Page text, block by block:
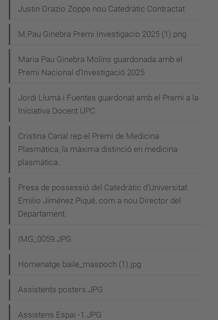
Justin Orazio Zoppe nou Catedràtic Contractat
M.Pau Ginebra Premi Investigacio 2025 (1).png
Maria Pau Ginebra Molins guardonada amb el
Premi Nacional d'Investigació 2025
Jordi Llumà i Fuentes guardonat amb el Premi a la
Iniciativa Docent UPC
Cristina Canal rep el Premi de Medicina
Plasmàtica, la màxima distinció en medicina
plasmàtica.
Presa de possessió del Catedràtic d'Universitat
Emilio Jiménez Piqué, com a nou Director del
Departament.
IMG_0059.JPG
Homenatge baile_maspoch (1).jpg
Assistents posters.JPG
Assistens Espai -1.JPG